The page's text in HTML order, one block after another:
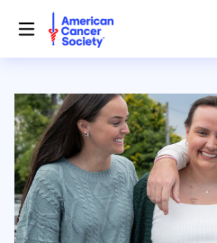
hacia
contenido